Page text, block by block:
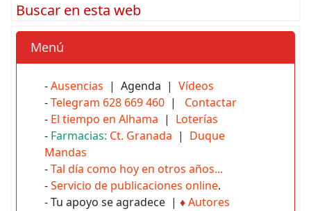
Buscar en esta web
Menú
-Ausencias | Agenda | Vídeos
-Telegram 628 669 460 | Contactar
- El tiempo en Alhama | Loterías
- Farmacias: Ct. Granada | Duque
Mandas
-Tal día como hoy en otros años...
-Servicio de publicaciones online.
- Tu apoyo se agradece | ♦Autores